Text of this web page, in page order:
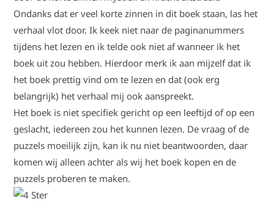
Ondanks dat er veel korte zinnen in dit boek staan, las het
verhaal vlot door. Ik keek niet naar de paginanummers
tijdens het lezen en ik telde ook niet af wanneer ik het
boek uit zou hebben. Hierdoor merk ik aan mijzelf dat ik
het boek prettig vind om te lezen en dat (ook erg
belangrijk) het verhaal mij ook aanspreekt.
Het boek is niet specifiek gericht op een leeftijd of op een
geslacht, iedereen zou het kunnen lezen. De vraag of de
puzzels moeilijk zijn, kan ik nu niet beantwoorden, daar
komen wij alleen achter als wij het boek kopen en de
puzzels proberen te maken.